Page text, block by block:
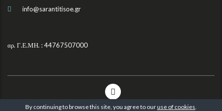
info@sarantitisoe.gr
αρ. Γ.Ε.ΜΗ. : 44767507000
By continuing to browse this site, you agree to ouruse of cookies.